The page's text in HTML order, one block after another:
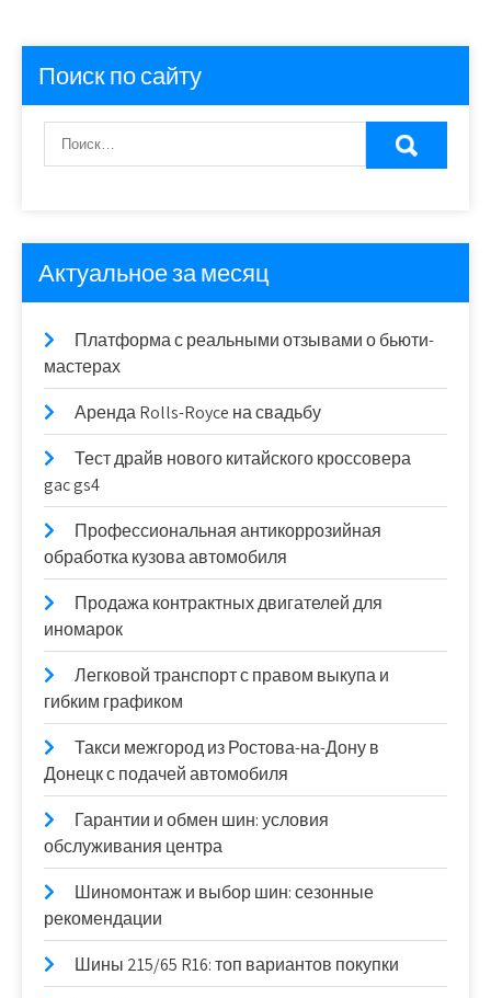
Поиск по сайту
Актуальное за месяц
Платформа с реальными отзывами о бьюти-
мастерах
Аренда Rolls-Royce на свадьбу
Тест драйв нового китайского кроссовера
gac gs4
Профессиональная антикоррозийная
обработка кузова автомобиля
Продажа контрактных двигателей для
иномарок
Легковой транспорт с правом выкупа и
гибким графиком
Такси межгород из Ростова-на-Дону в
Донецк с подачей автомобиля
Гарантии и обмен шин: условия
обслуживания центра
Шиномонтаж и выбор шин: сезонные
рекомендации
Шины 215/65 R16: топ вариантов покупки